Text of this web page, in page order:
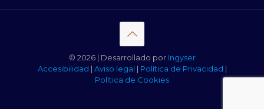
© 2026 | Desarrollado por Ingyser
Accesibilidad | Aviso legal | Política de Privacidad |
Política de Cookies